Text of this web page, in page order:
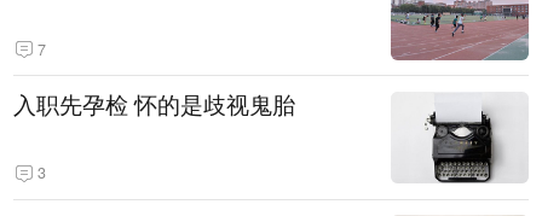
7
入职先孕检 怀的是歧视鬼胎
3